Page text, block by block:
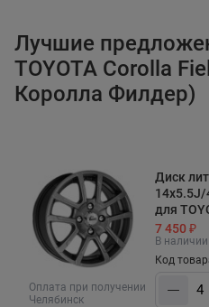
Лучшие
TOYOTA Corolla
Королла Филдер)
Оплата при получении
Челябинск
Диск
14x5.5J/
для
7 450 ₽
В
Код